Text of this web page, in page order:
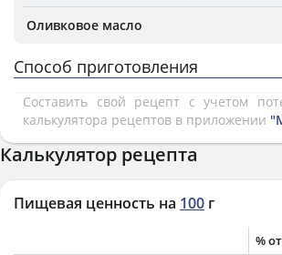
Оливковое масло
Способ приготовления
Составить свой рецепт с учетом
калькулятора рецептов в приложении
Калькулятор рецепта
Пищевая ценность на 100 г
%